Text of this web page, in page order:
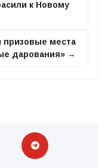
к Новому
места
дарования» →